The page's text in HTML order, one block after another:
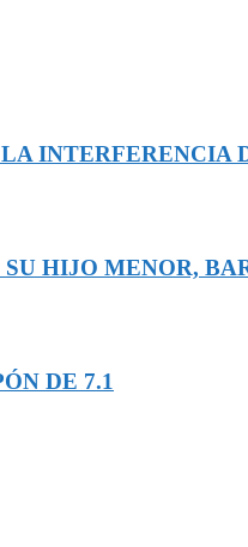
INTERFERENCIA
HIJO MENOR,
DE 7.1